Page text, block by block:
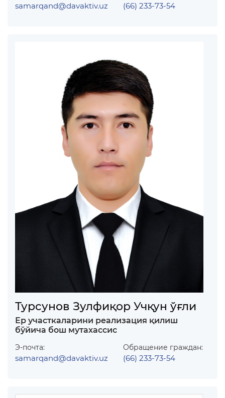
samarqand@davaktiv.uz (66) 233-73-54
Турсунов Зулфиқор Учқун ўғли
Ер участкаларини реализация қилиш
бўйича бош мутахассис
Э-почта:
samarqand@davaktiv.uz
Обращение граждан:
(66) 233-73-54